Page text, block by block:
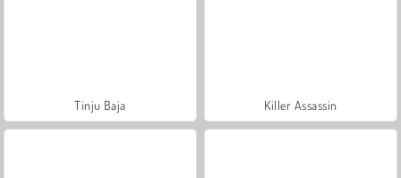
Tinju Baja Killer Assassin